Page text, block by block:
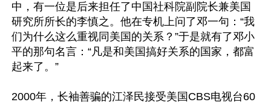
中，有一位是后来担任了中国社科院副院长兼美国
研究所所长的李慎之。他在专机上问了邓一句：“我
们为什么这么重视同美国的关系？”于是就有了邓小
平的那句名言：“凡是和美国搞好关系的国家，都富
起来了。”
2000年，长袖善骗的江泽民接受美国CBS电视台60